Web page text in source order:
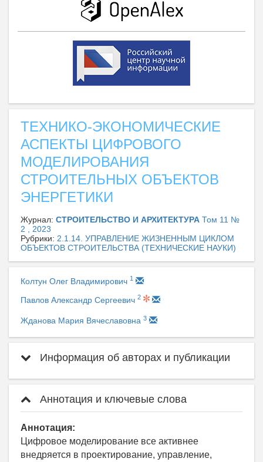
ТЕХНИКО-ЭКОНОМИЧЕСКИЕ
АСПЕКТЫ ЦИФРОВОГО
МОДЕЛИРОВАНИЯ
СТРОИТЕЛЬНЫХ ОБЪЕКТОВ
ЭНЕРГЕТИКИ
Журнал: СТРОИТЕЛЬСТВО И АРХИТЕКТУРА Том 11 №
2 , 2023
Рубрики: 2.1.14. УПРАВЛЕНИЕ ЖИЗНЕННЫМ ЦИКЛОМ
ОБЪЕКТОВ СТРОИТЕЛЬСТВА (ТЕХНИЧЕСКИЕ НАУКИ)
Колтун Олег Владимирович 1
Павлов Александр Сергеевич 2
Жданова Мария Вячеславовна 3
Информация об авторах и публикации
Аннотация и ключевые слова
Аннотация:
Цифровое моделирование все активнее
внедряется в проектирование, управление,